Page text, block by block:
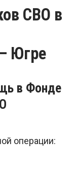
СВО в
Югре
в Фонде
операции: